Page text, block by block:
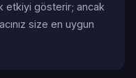
etkiyi gösterir; ancak
size en uygun